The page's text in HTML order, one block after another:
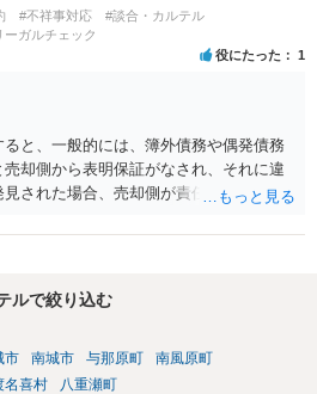
#不祥事対応
#談合・カルテル
ガルチェック
役にたった 1
と、一般的には、簿外債務や偶発債務
却側から表明保証がなされ、それに違
された場合、売却側が責任追及を受け
でも万が一表明保証なしで株式譲渡契
は売却側が一切責任を負わないとの確
能性はあります。 2番目の点について
ょうから、一般的には株式譲渡であれ
はないでしょうが、口座を不正に使用
も取引はしない方がいいと思います。
ルで絞り込む
市 南城市 与那原町
南風原町
名喜村 八重瀬町